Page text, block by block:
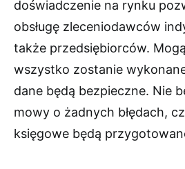
doświadczenie na rynku
obsługę zleceniodawców
także przedsiębiorców.
wszystko zostanie
dane będą bezpieczne. Nie
mowy o żadnych błędach,
księgowe będą